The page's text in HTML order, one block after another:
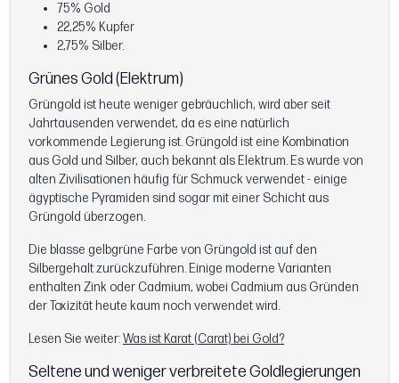
75% Gold
22,25% Kupfer
2,75% Silber.
Grünes Gold (Elektrum)
Grüngold ist heute weniger gebräuchlich, wird aber seit
Jahrtausenden verwendet, da es eine natürlich
vorkommende Legierung ist. Grüngold ist eine Kombination
aus Gold und Silber, auch bekannt als Elektrum. Es wurde von
alten Zivilisationen häufig für Schmuck verwendet - einige
ägyptische Pyramiden sind sogar mit einer Schicht aus
Grüngold überzogen.
Die blasse gelbgrüne Farbe von Grüngold ist auf den
Silbergehalt zurückzuführen. Einige moderne Varianten
enthalten Zink oder Cadmium, wobei Cadmium aus Gründen
der Toxizität heute kaum noch verwendet wird.
Lesen Sie weiter:Was ist Karat (Carat) bei Gold?
Seltene und weniger verbreitete Goldlegierungen